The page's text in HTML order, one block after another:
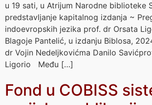
u 19 sati, u Atrijum Narodne biblioteke
predstavljanje kapitalnog izdanja ~
indoevropskih jezika prof. dr Orsata
Blagoje Pantelić, u izdanju Biblosa,
dr Vojin Nedeljkovićma Danilo
Ligorio Među […]
Fond u COBISS